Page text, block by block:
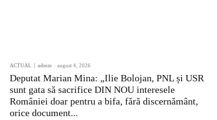
ACTUAL admin - august 4, 2026
Deputat Marian Mina: „Ilie Bolojan, PNL și USR
sunt gata să sacrifice DIN NOU interesele
României doar pentru a bifa, fără discernământ,
orice document...